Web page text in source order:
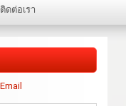
ติดต่อเรา